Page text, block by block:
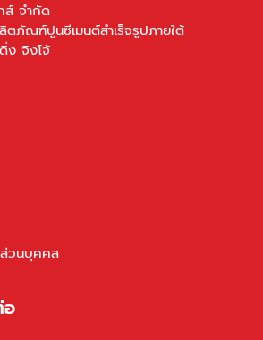
ส์ จำกัด
ตภัณฑ์ปูนซีเมนต์สำเร็จรูปภายใต้
ง จิงโจ้
วนบุคคล